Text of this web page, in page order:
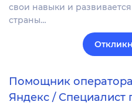
свои навыки и
страны…
Помощник
Яндекс / Специалист